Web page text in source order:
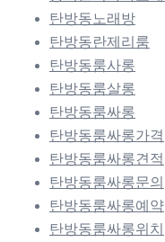
탄방동노래방
탄방동란제리룸
탄방동룸사롱
탄방동룸살롱
탄방동룸싸롱
탄방동룸싸롱가격
탄방동룸싸롱견적
탄방동룸싸롱문의
탄방동룸싸롱예약
탄방동룸싸롱위치